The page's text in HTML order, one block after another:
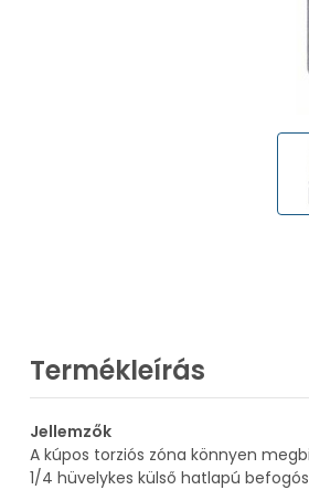
Termékleírás
Jellemzők
A kúpos torziós zóna könnyen
1/4 hüvelykes külső hatlapú